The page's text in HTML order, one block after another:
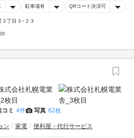
駐車場有 QRコード決済可
２丁目３−２３
コミ 4件 写真 62枚
ン 家電 便利屋・代行サービス